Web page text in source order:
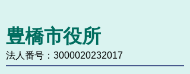
豊橋市役所
法人番号：3000020232017